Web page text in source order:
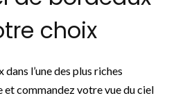
choix
l’une des plus riches
et commandez votre vue du ciel